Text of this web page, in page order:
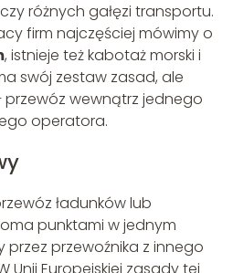
różnych gałęzi transportu.
firm najczęściej mówimy o
, istnieje też kabotaż morski i
swój zestaw zasad, ale
przewóz wewnątrz jednego
operatora.
ładunków lub
punktami w jednym
przewoźnika z innego